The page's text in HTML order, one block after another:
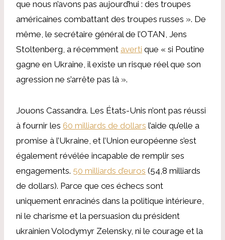
que nous n’avons pas aujourd’hui : des troupes
américaines combattant des troupes russes ». De
même, le secrétaire général de l’OTAN, Jens
Stoltenberg, a récemment averti que « si Poutine
gagne en Ukraine, il existe un risque réel que son
agression ne s’arrête pas là ».
Jouons Cassandra. Les États-Unis n’ont pas réussi
à fournir les 60 milliards de dollars l’aide qu’elle a
promise à l’Ukraine, et l’Union européenne s’est
également révélée incapable de remplir ses
engagements. 50 milliards d’euros (54,8 milliards
de dollars). Parce que ces échecs sont
uniquement enracinés dans la politique intérieure,
ni le charisme et la persuasion du président
ukrainien Volodymyr Zelensky, ni le courage et la